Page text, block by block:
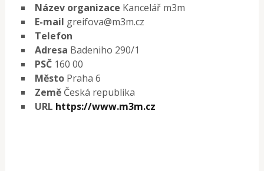
Název organizace Kancelář m3m
E-mail greifova@m3m.cz
Telefon
Adresa Badeniho 290/1
PSČ 160 00
Město Praha 6
Země Česká republika
URL https://www.m3m.cz